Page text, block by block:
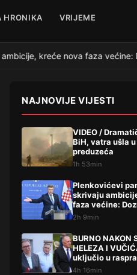
HRONIKA VRIJEME
kreće nova faza većine:
NAJNOVIJE VIJESTI
VIDEO /
BiH, vatra ušla
preduzeća
1h 53min
Plenkovićevi
skrivaju
faza većine:
traže
2h 9min
BURNO NAKON
HELEZA I
uključio u
Vučića pa
4h 16min